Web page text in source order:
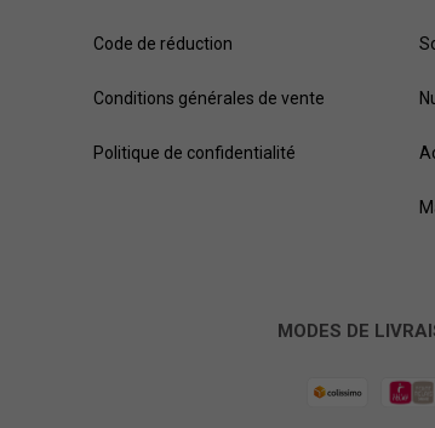
Code de réduction
Conditions générales de vente
Politique de confidentialité
MODES DE